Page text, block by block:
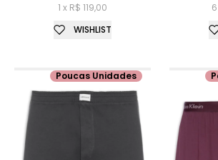
1 x R$ 119,00
WISHLIST
Poucas Unidades